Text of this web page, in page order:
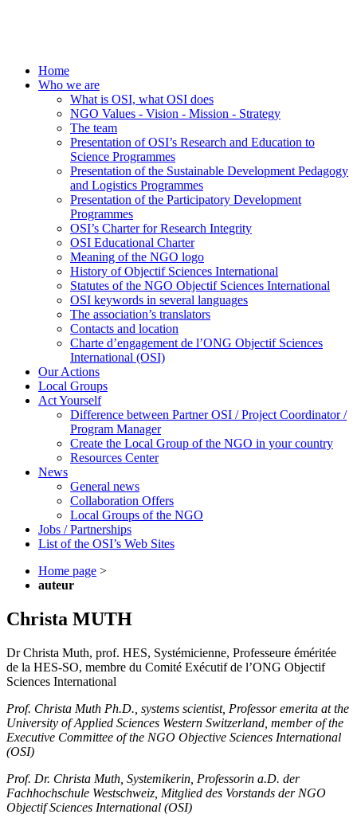
Home
Who we are
What is OSI, what OSI does
NGO Values - Vision - Mission - Strategy
The team
Presentation of OSI’s Research and Education to
Science Programmes
Presentation of the Sustainable Development Pedagogy
and Logistics Programmes
Presentation of the Participatory Development
Programmes
OSI’s Charter for Research Integrity
OSI Educational Charter
Meaning of the NGO logo
History of Objectif Sciences International
Statutes of the NGO Objectif Sciences International
OSI keywords in several languages
The association’s translators
Contacts and location
Charte d’engagement de l’ONG Objectif Sciences
International (OSI)
Our Actions
Local Groups
Act Yourself
Difference between Partner OSI / Project Coordinator /
Program Manager
Create the Local Group of the NGO in your country
Resources Center
News
General news
Collaboration Offers
Local Groups of the NGO
Jobs / Partnerships
List of the OSI’s Web Sites
Home page >
auteur
Christa MUTH
Dr Christa Muth, prof. HES, Systémicienne, Professeure éméritée
de la HES-SO, membre du Comité Exécutif de l’ONG Objectif
Sciences International
Prof. Christa Muth Ph.D., systems scientist, Professor emerita at the
University of Applied Sciences Western Switzerland, member of the
Executive Committee of the NGO Objective Sciences International
(OSI)
Prof. Dr. Christa Muth, Systemikerin, Professorin a.D. der
Fachhochschule Westschweiz, Mitglied des Vorstands der NGO
Objectif Sciences International (OSI)